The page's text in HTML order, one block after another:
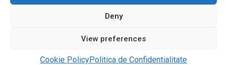
Deny
View preferences
Cookie PolicyPolitica de Confidentialitate
© 2020 Everart Mobila. All Rights Reserved. designed by
Tudor Deleanu